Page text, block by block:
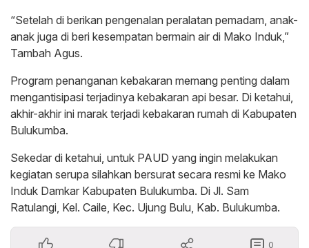
“Setelah di berikan pengenalan peralatan pemadam, anak-
anak juga di beri kesempatan bermain air di Mako Induk,”
Tambah Agus.
Program penanganan kebakaran memang penting dalam
mengantisipasi terjadinya kebakaran api besar. Di ketahui,
akhir-akhir ini marak terjadi kebakaran rumah di Kabupaten
Bulukumba.
Sekedar di ketahui, untuk PAUD yang ingin melakukan
kegiatan serupa silahkan bersurat secara resmi ke Mako
Induk Damkar Kabupaten Bulukumba. Di Jl. Sam
Ratulangi, Kel. Caile, Kec. Ujung Bulu, Kab. Bulukumba.
0